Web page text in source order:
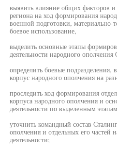
выявить влияние общих факторов
региона на ход формирования
военной подготовки, материально-
боевое использование,
выделить основные этапы
деятельности народного ополчения
определить боевые
корпус народного ополчения на
проследить ход формирования
корпуса народного ополчения и
деятельности по выделенным
уточнить командный состав
ополчения и отдельных его частей
деятельности;